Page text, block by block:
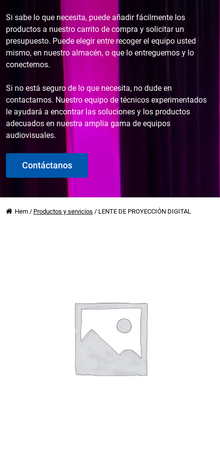
Si sabe lo que necesita, puede añadir fácilmente los
productos a nuestro carrito de compra y solicitar un
presupuesto. Puede elegir entre recoger el equipo usted
mismo, en nuestro almacén, o que lo entreguemos y lo
conectemos.
Si no está seguro de lo que necesita, no dude en
contactarnos. Nuestro equipo de técnicos experimentados
le ayudará a encontrar las soluciones y los productos
adecuados en nuestra amplia gama de equipos
audiovisuales.
Contáctanos
Hem / Productos y servicios / LENTE DE PROYECCIÓN DIGITAL